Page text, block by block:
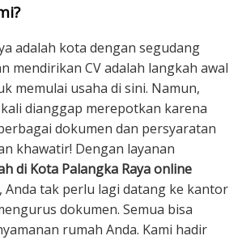
adalah kota dengan segudang
mendirikan CV adalah langkah awal
memulai usaha di sini. Namun,
dianggap merepotkan karena
dokumen dan persyaratan
khawatir! Dengan layanan
di Kota Palangka Raya online
, Anda tak perlu lagi datang ke kantor
dokumen. Semua bisa
rumah Anda. Kami hadir